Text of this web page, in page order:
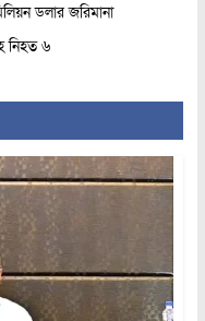
ডলার জরিমানা
নিহত ৬